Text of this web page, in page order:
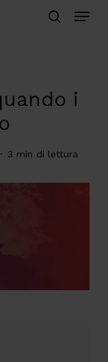
Menu
i
3 min di lettura